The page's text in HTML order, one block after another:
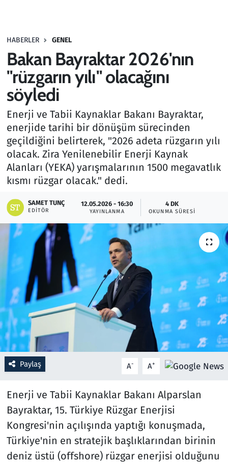
HABERLER GENEL
Bakan Bayraktar 2026'nın
"rüzgarın yılı" olacağını
söyledi
Enerji ve Tabii Kaynaklar Bakanı Bayraktar,
enerjide tarihi bir dönüşüm sürecinden
geçildiğini belirterek, "2026 adeta rüzgarın yılı
olacak. Zira Yenilenebilir Enerji Kaynak
Alanları (YEKA) yarışmalarının 1500 megavatlık
kısmı rüzgar olacak." dedi.
SAMET TUNÇ
EDITÖR
12.05.2026 - 16:30
YAYINLANMA
4 DK
OKUNMA SÜRESI
Paylaş A- A+
Enerji ve Tabii Kaynaklar Bakanı Alparslan
Bayraktar, 15. Türkiye Rüzgar Enerjisi
Kongresi'nin açılışında yaptığı konuşmada,
Türkiye'nin en stratejik başlıklarından birinin
deniz üstü (offshore) rüzgar enerjisi olduğunu
Haber
Kültür Sanat
Kurumsal Haberler
Lezzet Durağı
Memur ve Kamu
Otomobil
Oyun
Ramazan
Resmi İlanlar
Rüya Tabirleri
Sağlık
Savunma Sanayi
Seçim 2023
Teknoloji ve Bilim
Televizyon